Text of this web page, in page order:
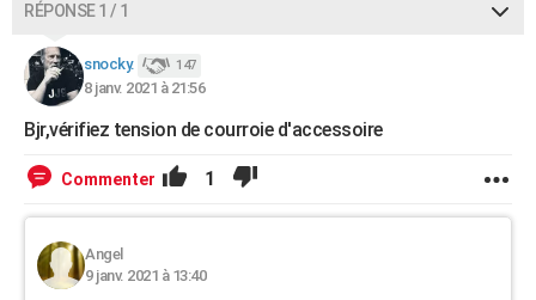
Dictionnaire
Biographies
Citations
Expressions
Proverbes
PROGRAMME TV
COPAINS D'AVANT
S'inscrire
Se connecter
Lycées
Collèges
Primaires
Universités
Entreprises
Service militaire
Avis de recherche
AVIS DE DÉCÈS
Bricolage
Lifestyle
Culture
Sport
Auto
Television
Voyage
Cinema
RÉPONSE 1 / 1
snocky. 147
8 janv. 2021 à 21:56
Bjr,vérifiez tension de courroie d'accessoire
Commenter 1
Angel
9 janv. 2021 à 13:40